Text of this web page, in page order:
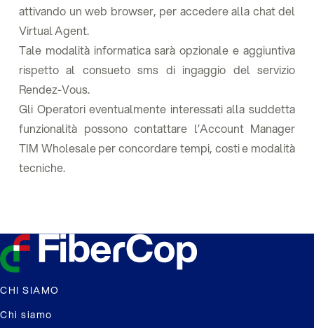
attivando un web browser, per accedere alla chat del
Virtual Agent.
Tale modalità informatica sarà opzionale e aggiuntiva
rispetto al consueto sms di ingaggio del servizio
Rendez-Vous.
Gli Operatori eventualmente interessati alla suddetta
funzionalità possono contattare l’Account Manager
TIM Wholesale per concordare tempi, costi e modalità
tecniche.
CHI SIAMO
Chi siamo